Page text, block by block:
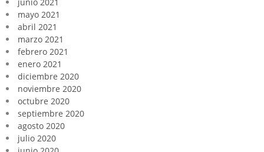
mayo 2021
abril 2021
marzo 2021
febrero 2021
enero 2021
diciembre 2020
noviembre 2020
octubre 2020
septiembre 2020
agosto 2020
julio 2020